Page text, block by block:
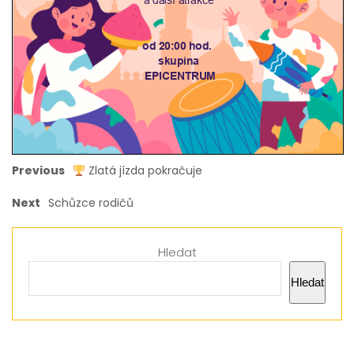
Previous Zlatá jízda pokračuje
Next Schůzce rodičů
Hledat
Hledat